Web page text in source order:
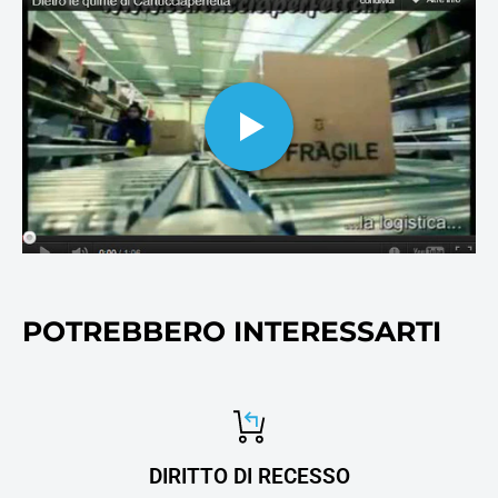
ai collettori e molti altri
cosnumabili di stampa, oltre
ovviamente alla carta per
stampanti e fotocopie.
POTREBBERO INTERESSARTI
DIRITTO DI RECESSO